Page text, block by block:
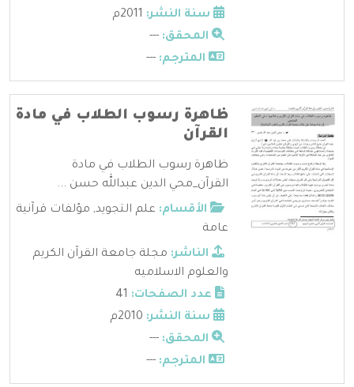
سنة النشر:
المحقق: ---
المترجم: ---
ظاهرة رسوب الطلاب في مادة
القرآن
ظاهرة رسوب الطلاب في مادة
القرآن_محي الدين عبدالله حسن ...
الأقسام: علم التجويد, مؤلفات قرآنية
عامة
الناشر: مجلة جامعة القرآن الكريم
والعلوم الاسلاميه
عدد الصفحات:
سنة النشر:
المحقق: ---
المترجم: ---